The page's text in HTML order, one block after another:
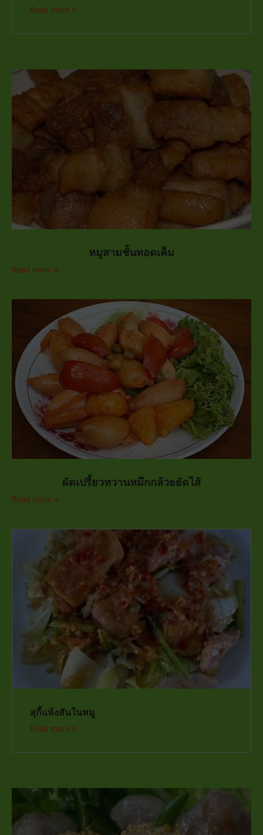
Read more
หมูสามชั้นทอดเค็ม
Read more
ผัดเปรี้ยวหวานหมึกกล้วยยัดไส้
Read more
สุกี้แห้งสันในหมู
Read more